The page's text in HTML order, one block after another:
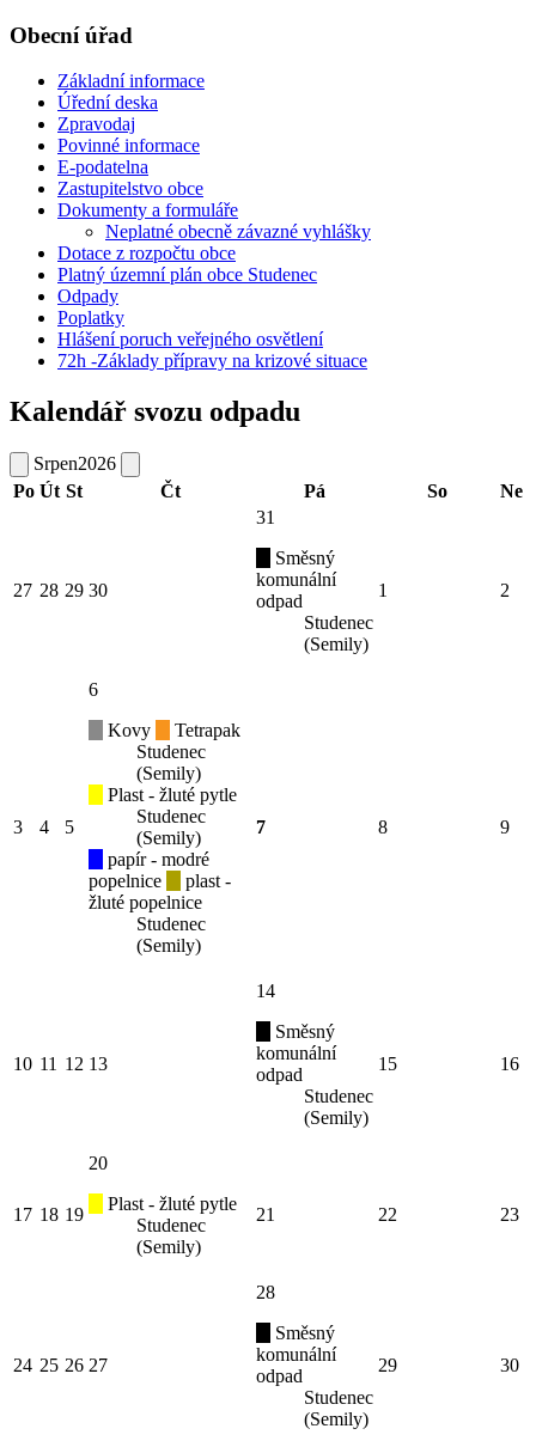
Obecní úřad
Základní informace
Úřední deska
Zpravodaj
Povinné informace
E-podatelna
Zastupitelstvo obce
Dokumenty a formuláře
Neplatné obecně závazné vyhlášky
Dotace z rozpočtu obce
Platný územní plán obce Studenec
Odpady
Poplatky
Hlášení poruch veřejného osvětlení
72h -Základy přípravy na krizové situace
Kalendář svozu odpadu
Srpen2026
Po Út St Čt Pá So Ne
27 28 29 30
31
Směsný
komunální
odpad
Studenec
(Semily)
1 2
3 4 5
6
Kovy
Tetrapak
Studenec
(Semily)
Plast - žluté pytle
Studenec
(Semily)
papír - modré
popelnice
plast -
žluté popelnice
Studenec
(Semily)
7 8 9
10 11 12 13
14
Směsný
komunální
odpad
Studenec
(Semily)
15 16
17 18 19
20
Plast - žluté pytle
Studenec
(Semily)
21 22 23
24 25 26 27
28
Směsný
komunální
odpad
Studenec
(Semily)
29 30